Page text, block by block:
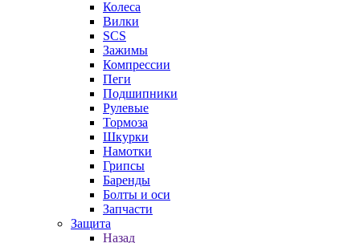
Колеса
Вилки
SCS
Зажимы
Компрессии
Пеги
Подшипники
Рулевые
Тормоза
Шкурки
Намотки
Грипсы
Баренды
Болты и оси
Запчасти
Защита
Назад